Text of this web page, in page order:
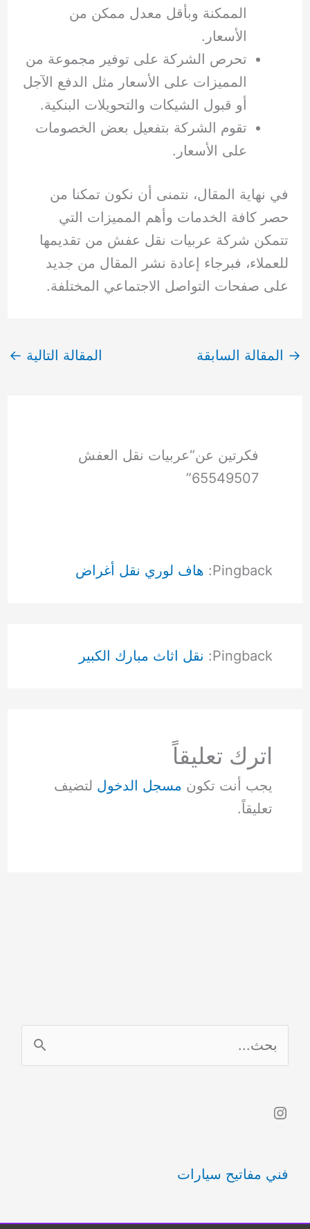
الممكنة وبأقل معدل ممكن من
الأسعار.
تحرص الشركة على توفير مجموعة من
المميزات على الأسعار مثل الدفع الآجل
أو قبول الشيكات والتحويلات البنكية.
تقوم الشركة بتفعيل بعض الخصومات
على الأسعار.
في نهاية المقال، نتمنى أن نكون تمكنا من
حصر كافة الخدمات وأهم المميزات التي
تتمكن شركة عربيات نقل عفش من تقديمها
للعملاء، فبرجاء إعادة نشر المقال من جديد
على صفحات التواصل الاجتماعي المختلفة.
→ المقالة السابقة المقالة التالية ←
فكرتين عن“عربيات نقل العفش
65549507”
Pingback: هاف لوري نقل أغراض
Pingback: نقل اثاث مبارك الكبير
اترك تعليقاً
يجب أنت تكون مسجل الدخول لتضيف
تعليقاً.
ل
ح
ع
Instagram
فني مفاتيح سيارات